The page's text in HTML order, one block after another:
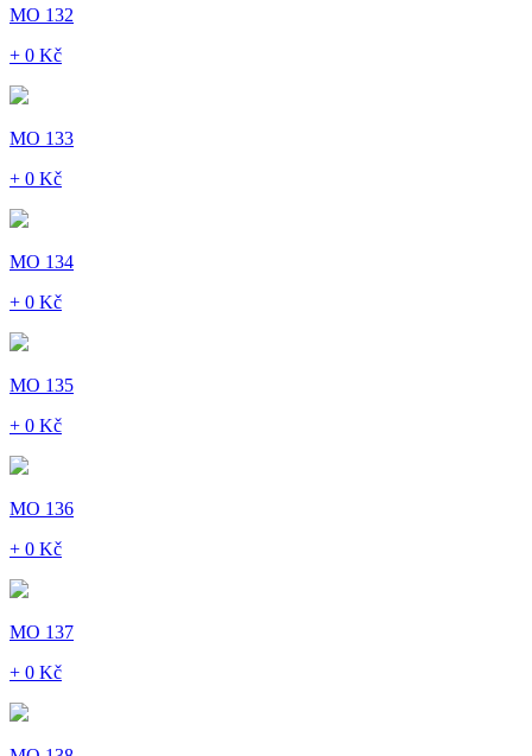
MO 132
+ 0 Kč
MO 133
+ 0 Kč
MO 134
+ 0 Kč
MO 135
+ 0 Kč
MO 136
+ 0 Kč
MO 137
+ 0 Kč